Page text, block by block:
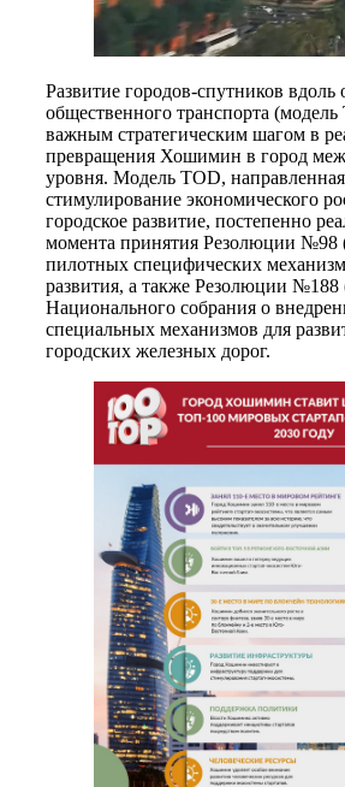
Развитие городов-спутников вдоль
общественного транспорта (модель
важным стратегическим шагом в
превращения Хошимин в город
уровня. Модель TOD,
стимулирование экономического
городское развитие, постепенно
момента принятия Резолюции №98
пилотных специфических
развития, а также Резолюции №188
Национального собрания о
специальных механизмов для
городских железных дорог.